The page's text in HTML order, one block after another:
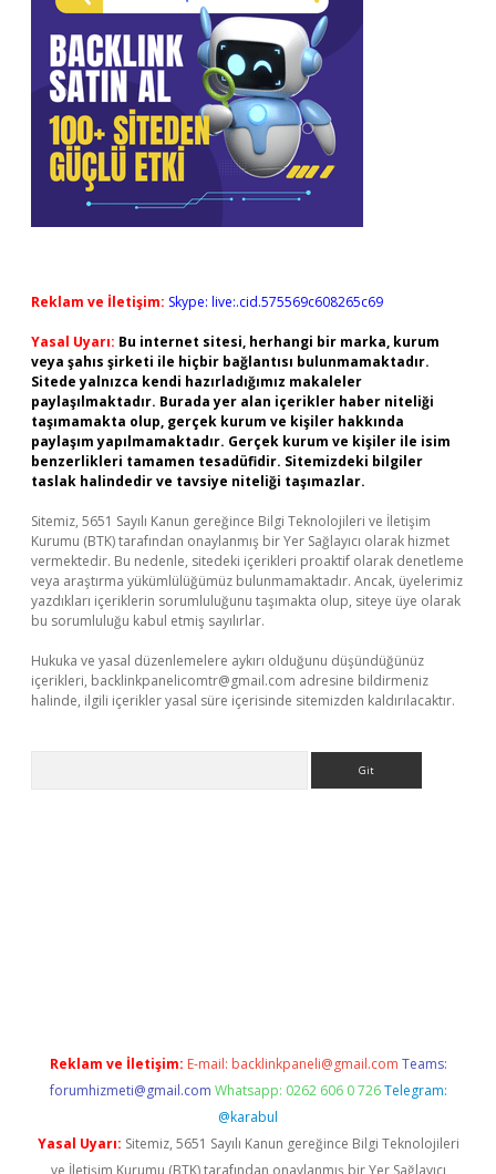
Reklam ve İletişim: Skype: live:.cid.575569c608265c69
Yasal Uyarı: Bu internet sitesi, herhangi bir marka, kurum
veya şahıs şirketi ile hiçbir bağlantısı bulunmamaktadır.
Sitede yalnızca kendi hazırladığımız makaleler
paylaşılmaktadır. Burada yer alan içerikler haber niteliği
taşımamakta olup, gerçek kurum ve kişiler hakkında
paylaşım yapılmamaktadır. Gerçek kurum ve kişiler ile isim
benzerlikleri tamamen tesadüfidir. Sitemizdeki bilgiler
taslak halindedir ve tavsiye niteliği taşımazlar.
Sitemiz, 5651 Sayılı Kanun gereğince Bilgi Teknolojileri ve İletişim
Kurumu (BTK) tarafından onaylanmış bir Yer Sağlayıcı olarak hizmet
vermektedir. Bu nedenle, sitedeki içerikleri proaktif olarak denetleme
veya araştırma yükümlülüğümüz bulunmamaktadır. Ancak, üyelerimiz
yazdıkları içeriklerin sorumluluğunu taşımakta olup, siteye üye olarak
bu sorumluluğu kabul etmiş sayılırlar.
Hukuka ve yasal düzenlemelere aykırı olduğunu düşündüğünüz
içerikleri, backlinkpanelicomtr@gmail.com adresine bildirmeniz
halinde, ilgili içerikler yasal süre içerisinde sitemizden kaldırılacaktır.
Reklam ve İletişim: E-mail: backlinkpaneli@gmail.com Teams:
forumhizmeti@gmail.com Whatsapp: 0262 606 0 726 Telegram:
@karabul
Yasal Uyarı: Sitemiz, 5651 Sayılı Kanun gereğince Bilgi Teknolojileri
ve İletişim Kurumu (BTK) tarafından onaylanmış bir Yer Sağlayıcı